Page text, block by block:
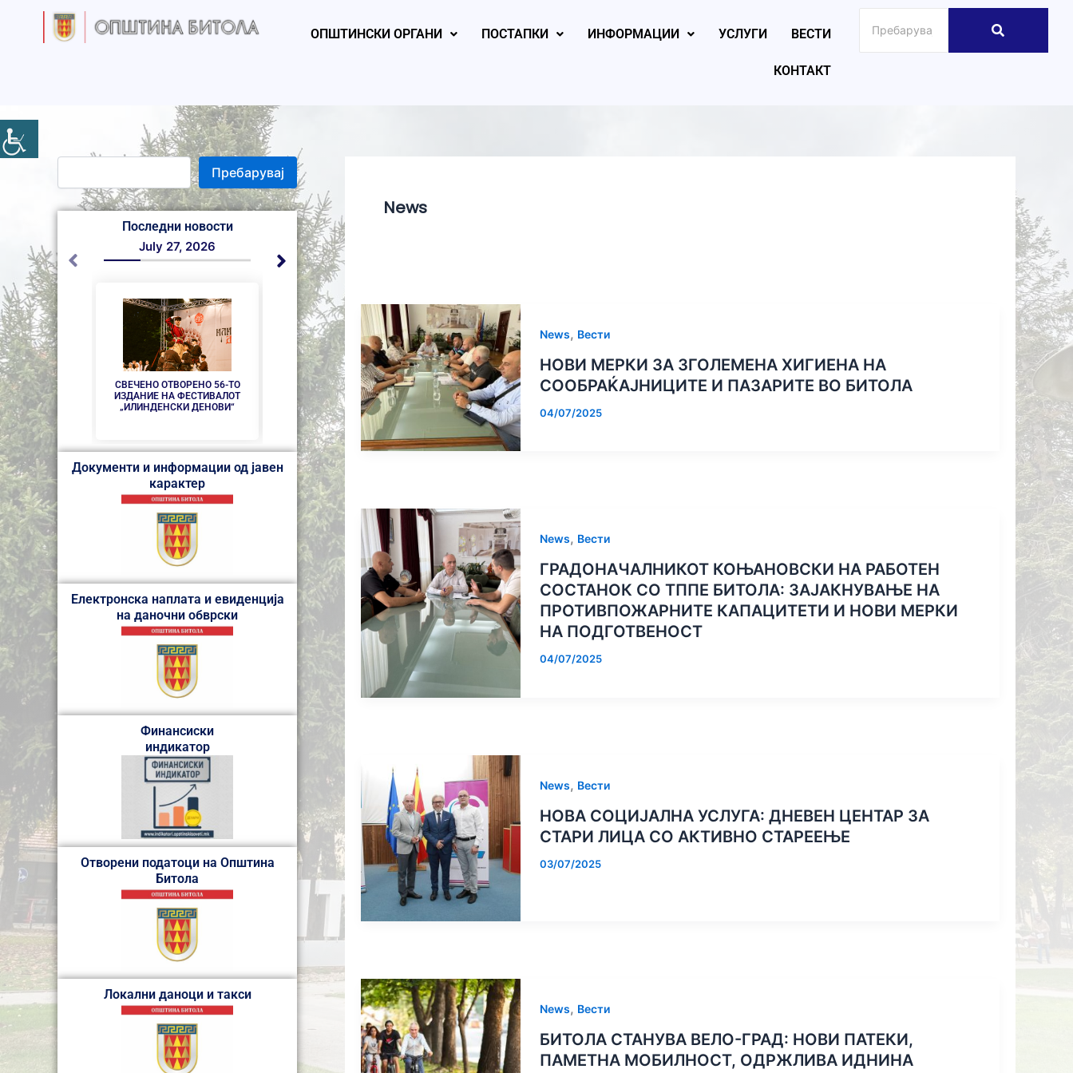
ОПШТИНСКИ ОРГАНИ ПОСТАПКИ ИНФОРМАЦИИ УСЛУГИ ВЕСТИ
КОНТАКТ
e
a
Пребарувај
Последни новости
СВЕЧЕНО ОТВОРЕНО 56-ТО
ИЗДАНИЕ НА ФЕСТИВАЛОТ
„ИЛИНДЕНСКИ ДЕНОВИ“
July 27, 2026
ДЕЛЕГАЦИЈА ОД УНГАРИЈА
ВО ПОСЕТА НА ОПШТИНА
БИТОЛА
July 27, 2026
ЗАЈАКНУВАЊЕ НА
УЧЕСТВОТО НА МЛАДИТЕ ВО
ПРОЦЕСИТЕ НА
ДОНЕСУВАЊЕ ОДЛУКИ
ПОДОБРИ УСЛОВИ ЗА СПОРТ
И РЕКРЕАЦИЈА: СПОРТСКИТЕ
ТЕРЕНИ ВО ОУ „ДАМЕ ГРУЕВ“
Документи и информации од јавен
карактер
Електронска наплата и евиденција
на даночни обврски
Финансиски
индикатор
Отворени податоци на Општина
Битола
Локални даноци и такси
News
News, Вести
НОВИ МЕРКИ ЗА ЗГОЛЕМЕНА ХИГИЕНА НА
СООБРАЌАЈНИЦИТЕ И ПАЗАРИТЕ ВО БИТОЛА
04/07/2025
News, Вести
ГРАДОНАЧАЛНИКОТ КОЊАНОВСКИ НА РАБОТЕН
СОСТАНОК СО ТППЕ БИТОЛА: ЗАЈАКНУВАЊЕ НА
ПРОТИВПОЖАРНИТЕ КАПАЦИТЕТИ И НОВИ МЕРКИ
НА ПОДГОТВЕНОСТ
04/07/2025
News, Вести
НОВА СОЦИЈАЛНА УСЛУГА: ДНЕВЕН ЦЕНТАР ЗА
СТАРИ ЛИЦА СО АКТИВНО СТАРЕЕЊЕ
03/07/2025
News, Вести
БИТОЛА СТАНУВА ВЕЛО-ГРАД: НОВИ ПАТЕКИ,
ПАМЕТНА МОБИЛНОСТ, ОДРЖЛИВА ИДНИНА